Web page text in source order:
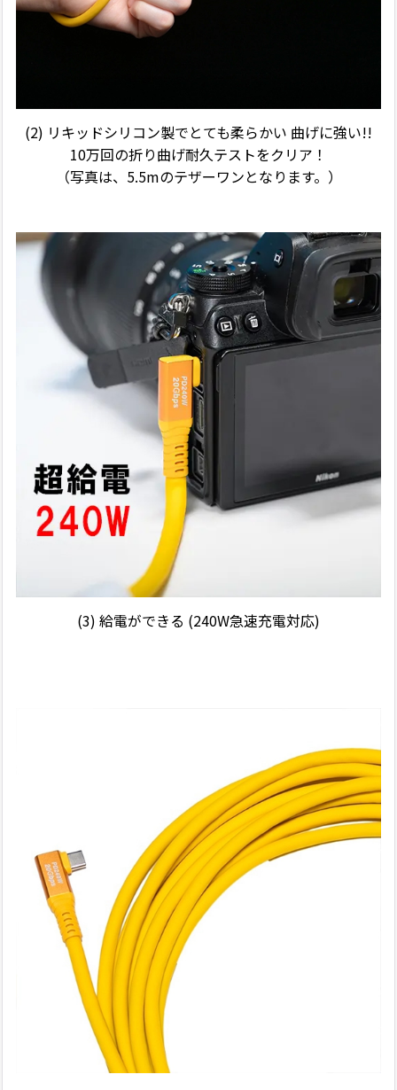
(2) リキッドシリコン製でとても柔らかい 曲げに強い!!
10万回の折り曲げ耐久テストをクリア！
（写真は、5.5mのテザーワンとなります。）
(3) 給電ができる (240W急速充電対応)